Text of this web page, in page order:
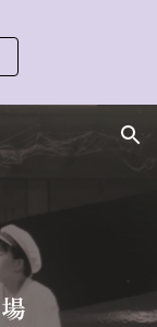
Skip to navigation